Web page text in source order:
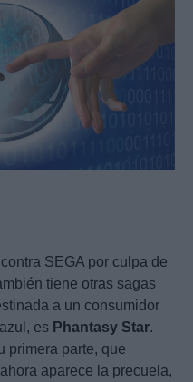
SEGA por culpa de
tiene otras sagas
a un consumidor
es Phantasy Star.
primera parte, que
aparece la precuela,